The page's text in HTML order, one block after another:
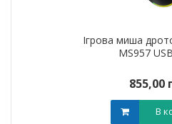
Ігрова миша
MS957
855,00
В